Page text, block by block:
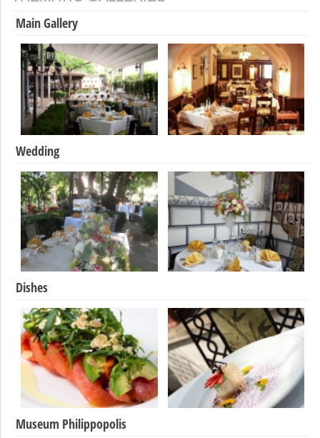
Main Gallery
Wedding
Dishes
Museum Philippopolis